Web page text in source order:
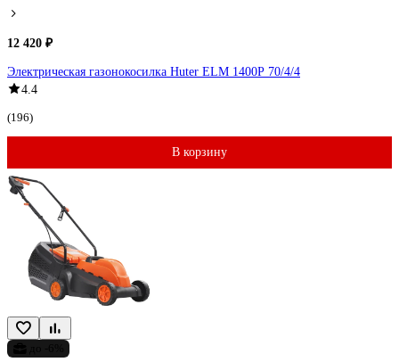
12 420 ₽
Электрическая газонокосилка Huter ELM 1400Р 70/4/4
4.4
(196)
В корзину